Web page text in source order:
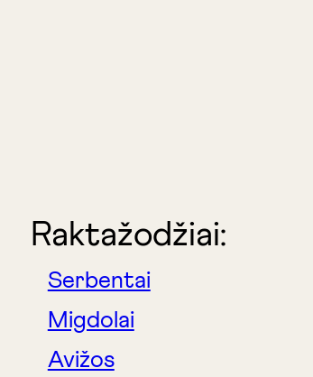
Raktažodžiai:
Serbentai
Migdolai
Avižos